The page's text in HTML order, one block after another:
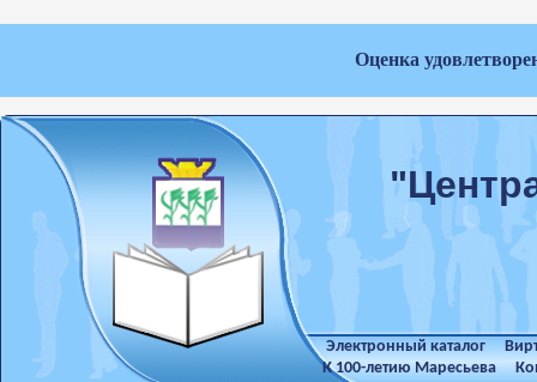
Оценка
Электронный каталог
К 100-летию Маресьева